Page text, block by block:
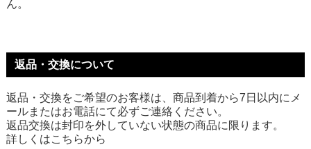
ん。
返品・交換について
返品・交換をご希望のお客様は、商品到着から7日以内にメ
ールまたはお電話にて必ずご連絡ください。
返品交換は封印を外していない状態の商品に限ります。
詳しくはこちらから